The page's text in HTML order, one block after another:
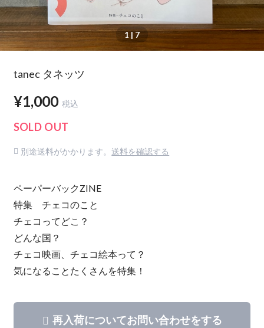
1 | 7
tanec タネッツ
¥1,000 税込
SOLD OUT
別途送料がかかります。 送料を確認する
ペーパーバックZINE
特集 チェコのこと
チェコってどこ？
どんな国？
チェコ映画、チェコ絵本って？
気になることたくさんを特集！
再入荷についてお問い合わせをする